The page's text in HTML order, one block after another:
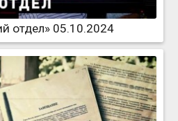
отдел» 05.10.2024